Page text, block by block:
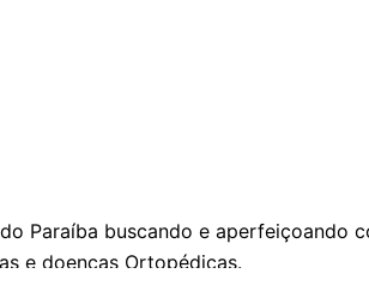
Paraíba buscando e aperfeiçoando
e doenças Ortopédicas.